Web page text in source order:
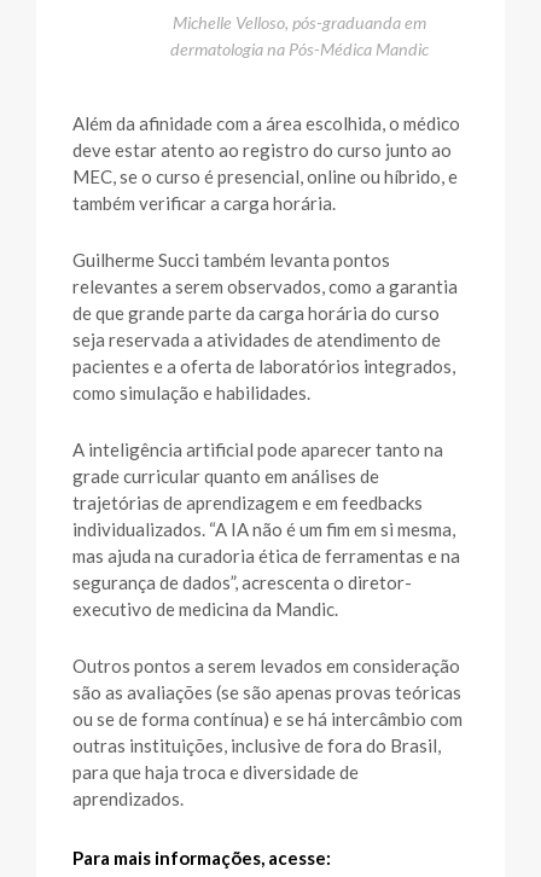
Michelle Velloso, pós-graduanda em
dermatologia na Pós-Médica Mandic
Além da afinidade com a área escolhida, o médico
deve estar atento ao registro do curso junto ao
MEC, se o curso é presencial, online ou híbrido, e
também verificar a carga horária.
Guilherme Succi também levanta pontos
relevantes a serem observados, como a garantia
de que grande parte da carga horária do curso
seja reservada a atividades de atendimento de
pacientes e a oferta de laboratórios integrados,
como simulação e habilidades.
A inteligência artificial pode aparecer tanto na
grade curricular quanto em análises de
trajetórias de aprendizagem e em feedbacks
individualizados. “A IA não é um fim em si mesma,
mas ajuda na curadoria ética de ferramentas e na
segurança de dados”, acrescenta o diretor-
executivo de medicina da Mandic.
Outros pontos a serem levados em consideração
são as avaliações (se são apenas provas teóricas
ou se de forma contínua) e se há intercâmbio com
outras instituições, inclusive de fora do Brasil,
para que haja troca e diversidade de
aprendizados.
Para mais informações, acesse: